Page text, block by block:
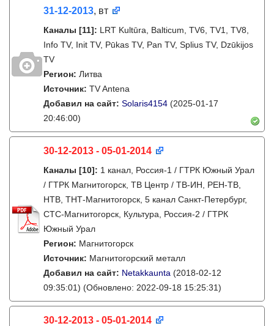
31-12-2013, вт
Каналы [11]: LRT Kultūra, Balticum, TV6, TV1, TV8,
Info TV, Init TV, Pūkas TV, Pan TV, Splius TV, Dzūkijos
TV
Регион: Литва
Источник: TV Antena
Добавил на сайт: Solaris4154 (2025-01-17
20:46:00)
30-12-2013 - 05-01-2014
Каналы [10]: 1 канал, Россия-1 / ГТРК Южный Урал
/ ГТРК Магнитогорск, ТВ Центр / ТВ-ИН, РЕН-ТВ,
НТВ, ТНТ-Магнитогорск, 5 канал Санкт-Петербург,
СТС-Магнитогорск, Культура, Россия-2 / ГТРК
Южный Урал
Регион: Магнитогорск
Источник: Магнитогорский металл
Добавил на сайт: Netakkaunta (2018-02-12
09:35:01) (Обновлено: 2022-09-18 15:25:31)
30-12-2013 - 05-01-2014